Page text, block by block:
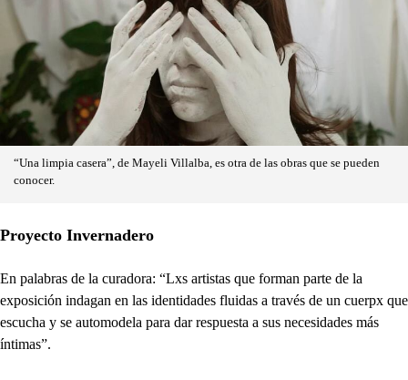
“Una limpia casera”, de Mayeli Villalba, es otra de las obras que se pueden
conocer.
Proyecto Invernadero
En palabras de la curadora: “Lxs artistas que forman parte de la
exposición indagan en las identidades fluidas a través de un cuerpx que
escucha y se automodela para dar respuesta a sus necesidades más
íntimas”.